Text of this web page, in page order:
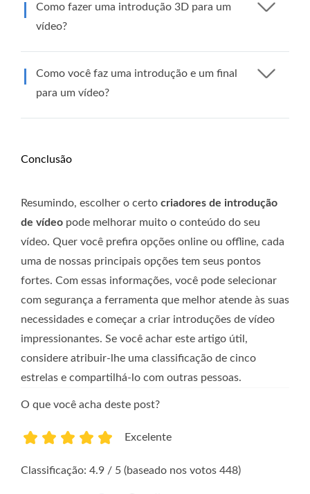
Como fazer uma introdução 3D para um
vídeo?
Como você faz uma introdução e um final
para um vídeo?
Conclusão
Resumindo, escolher o certo criadores de introdução
de vídeo pode melhorar muito o conteúdo do seu
vídeo. Quer você prefira opções online ou offline, cada
uma de nossas principais opções tem seus pontos
fortes. Com essas informações, você pode selecionar
com segurança a ferramenta que melhor atende às suas
necessidades e começar a criar introduções de vídeo
impressionantes. Se você achar este artigo útil,
considere atribuir-lhe uma classificação de cinco
estrelas e compartilhá-lo com outras pessoas.
O que você acha deste post?
Excelente
Classificação: 4.9 / 5 (baseado nos votos 448)